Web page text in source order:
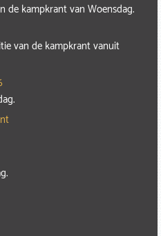
de kampkrant van Woensdag.
van de kampkrant vanuit